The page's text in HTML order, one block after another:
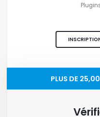
PLUS DE